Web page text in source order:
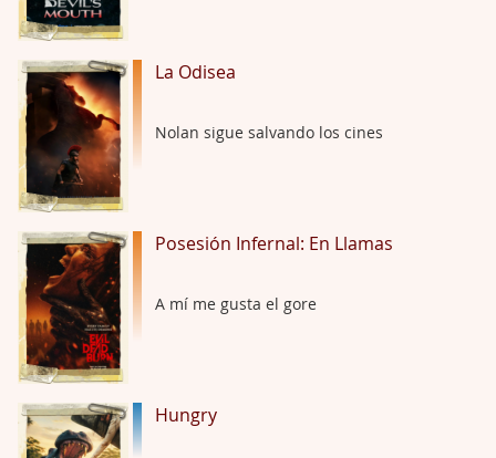
El señor de las moscas
Por: Luar
Hungry
Por: Croc
Las 10 películas gore de Almas Oscuras
Por: JORDI CRUYFF
Possession
Por: Chupasangre
Mi opinión en su día. Su duracion me ha …
El eslabón podrido
Por: Luar
La Odisea
Nolan sigue salvando los cines
Posesión Infernal: En Llamas
A mí me gusta el gore
Hungry